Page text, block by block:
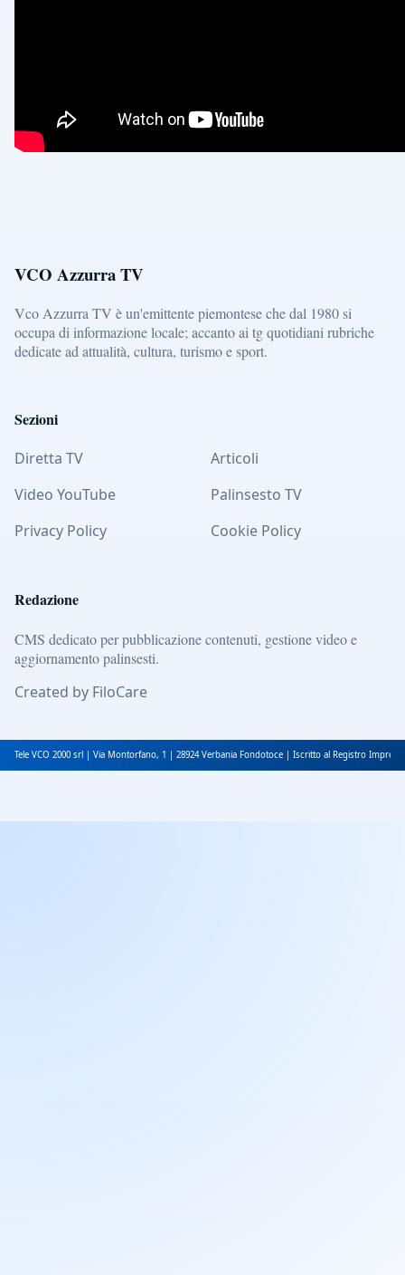
VCO Azzurra TV
Vco Azzurra TV è un'emittente piemontese che dal 1980 si
occupa di informazione locale; accanto ai tg quotidiani rubriche
dedicate ad attualità, cultura, turismo e sport.
Sezioni
Diretta TV
Articoli
Video YouTube
Palinsesto TV
Privacy Policy
Cookie Policy
Redazione
CMS dedicato per pubblicazione contenuti, gestione video e
aggiornamento palinsesti.
Created by FiloCare
Tele VCO 2000 srl | Via Montorfano, 1 | 28924 Verbania Fondotoce | Iscritto al Registro Imprese